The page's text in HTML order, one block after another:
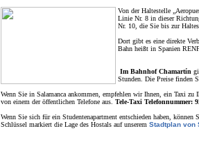
Von der Haltestelle
Linie Nr. 8 in dieser
Nr. 10, die Sie bis zur
Dort gibt es eine direkte
Bahn heißt in Spanien
Im Bahnhof Chamartín
Stunden. Die Preise finden
Wenn Sie in Salamanca ankommen, empfehlen wir Ihnen, ein Taxi
von einem der öffentlichen Telefone aus. Tele-Taxi Telefonnummer:
Wenn Sie sich für ein Studentenapartment entschieden haben,
Schlüssel markiert die Lage des Hostals auf unserem Stadtplan von